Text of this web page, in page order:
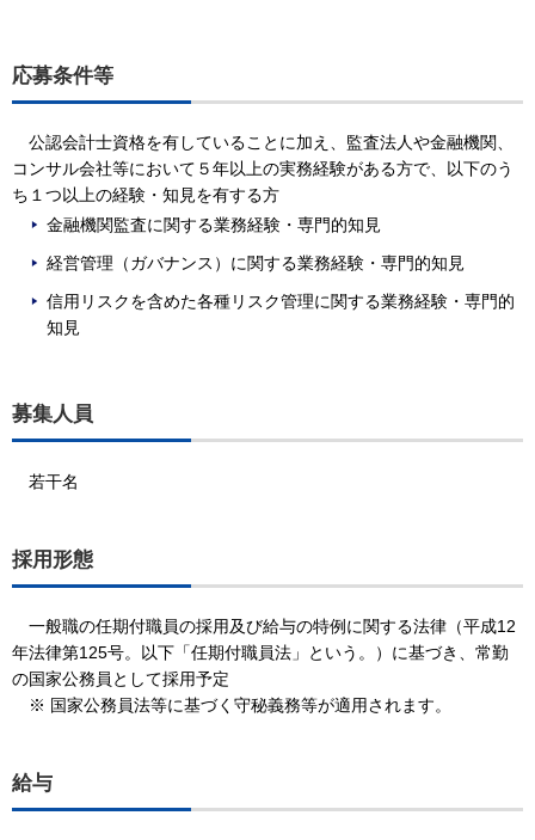
応募条件等
公認会計士資格を有していることに加え、監査法人や金融機関、
コンサル会社等において５年以上の実務経験がある方で、以下のう
ち１つ以上の経験・知見を有する方
金融機関監査に関する業務経験・専門的知見
経営管理（ガバナンス）に関する業務経験・専門的知見
信用リスクを含めた各種リスク管理に関する業務経験・専門的
知見
募集人員
若干名
採用形態
一般職の任期付職員の採用及び給与の特例に関する法律（平成12
年法律第125号。以下「任期付職員法」という。）に基づき、常勤
の国家公務員として採用予定
※ 国家公務員法等に基づく守秘義務等が適用されます。
給与